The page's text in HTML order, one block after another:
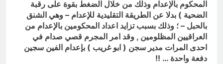
المحكوم بالإعدام وذلك من خلال الضغط بقوة على رقبة
الضحية ) بدلا عن الطريقة التقليدية للإعدام – وهي الشنق
بالحبل – ؛ وذلك بسبب تزايد اعداد المحكومين بالإعدام من
العراقيين المظلومين , وقد امر المجرم قصي صدام في
احدى المرات مدير سجن ( ابو غريب ) بإعدام الفين سجين
دفعة واحدة … !!